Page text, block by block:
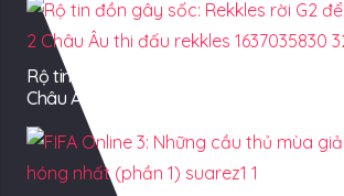
Rộ tin đồn gây sốc: Rekkles rời G2 để
Châu Âu thi đấu